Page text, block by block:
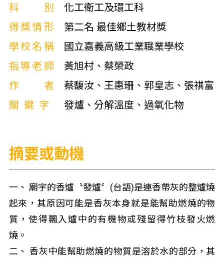
科別
化工衛工及環工科
得獎情形
第二名 最佳鄉土教材獎
學校名稱
國立嘉義高級工業職業學校
指導老師
黃旭村、蔡榮政
作者
蔡馥汝、王惠珊、郭皇志、張祺富
關鍵字
發爐、分解溫度、過氧化物
摘要或動機
一、 廟宇的香爐〝發爐〞(台語)是連香帶灰的整爐燒
起來，其原因可能是香灰本身就是能幫助燃燒的物
質，使得飄入爐中的有機物或殘留得竹枝發火燃
燒。
二、 香灰中能幫助燃燒的物質是溶於水的部分，其